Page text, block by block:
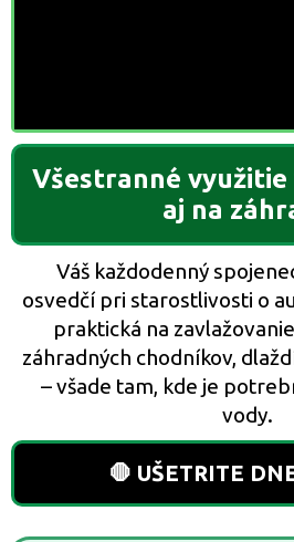
Všestranné využitie
aj na
Váš každodenný
osvedčí pri starostlivosti o
praktická na
záhradných chodníkov,
– všade tam, kde je
vody.
🛑 UŠETRITE